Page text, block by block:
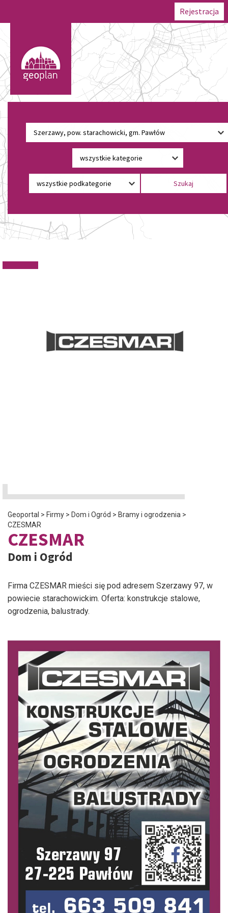
Rejestracja
Geoportal > Firmy > Dom i Ogród > Bramy i ogrodzenia >
CZESMAR
CZESMAR
Dom i Ogród
Firma CZESMAR mieści się pod adresem Szerzawy 97, w
powiecie starachowickim. Oferta: konstrukcje stalowe,
ogrodzenia, balustrady.